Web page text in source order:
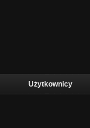
Użytkownicy